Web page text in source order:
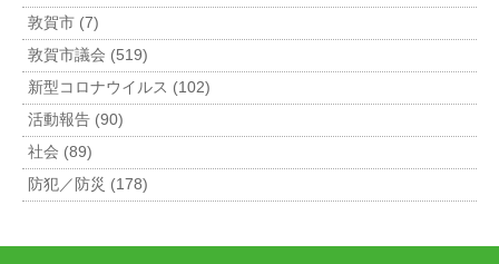
敦賀市 (7)
敦賀市議会 (519)
新型コロナウイルス (102)
活動報告 (90)
社会 (89)
防犯／防災 (178)